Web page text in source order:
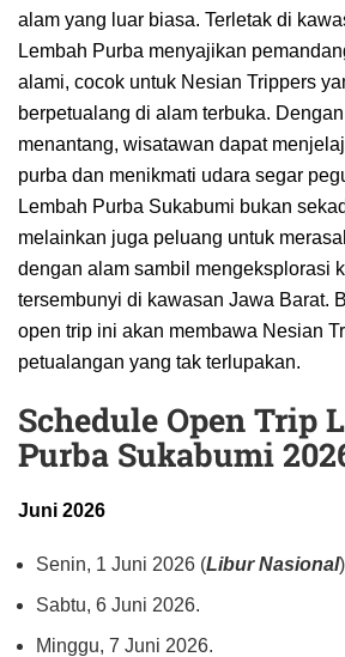
alam yang luar biasa. Terletak di
Lembah Purba menyajikan
alami, cocok untuk Nesian Trippers
berpetualang di alam terbuka.
menantang, wisatawan dapat
purba dan menikmati udara segar
Lembah Purba Sukabumi bukan
melainkan juga peluang untuk
dengan alam sambil mengeksplorasi
tersembunyi di kawasan Jawa Barat.
open trip ini akan membawa Nesian
petualangan yang tak terlupakan.
Schedule Open Trip
Purba Sukabumi
Juni 2026
Senin, 1 Juni 2026 (Libur Nasional
Sabtu, 6 Juni 2026.
Minggu, 7 Juni 2026.